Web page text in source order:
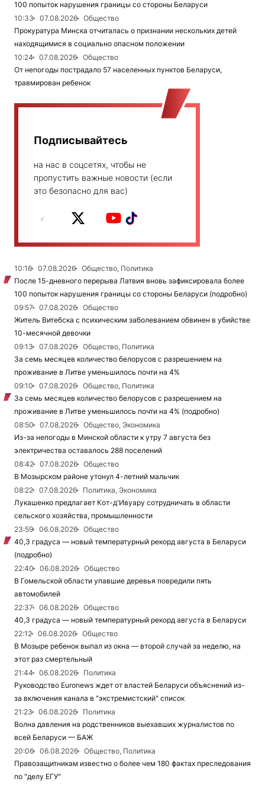
100 попыток нарушения границы со стороны Беларуси
10:33
07.08.2026
Общество
Прокуратура Минска отчиталась о признании нескольких детей
находящимися в социально опасном положении
10:24
07.08.2026
Общество
От непогоды пострадало 57 населенных пунктов Беларуси,
травмирован ребенок
Подписывайтесь
на нас в соцсетях, чтобы не
пропустить важные новости (если
это безопасно для вас)
10:16 07.08.2026
Общество, Политика
После 15-дневного перерыва Латвия вновь зафиксировала более
100 попыток нарушения границы со стороны Беларуси (подробно)
09:57
07.08.2026
Общество
Житель Витебска с психическим заболеванием обвинен в убийстве
10-месячной девочки
09:13
07.08.2026
Общество, Политика
За семь месяцев количество белорусов с разрешением на
проживание в Литве уменьшилось почти на 4%
09:10
07.08.2026
Общество, Политика
За семь месяцев количество белорусов с разрешением на
проживание в Литве уменьшилось почти на 4% (подробно)
08:50
07.08.2026
Общество, Экономика
Из-за непогоды в Минской области к утру 7 августа без
электричества оставалось 288 поселений
08:42
07.08.2026
Общество
В Мозырском районе утонул 4-летний мальчик
08:22
07.08.2026
Политика, Экономика
Лукашенко предлагает Кот-д'Ивуару сотрудничать в области
сельского хозяйства, промышленности
23:59
06.08.2026
Общество
40,3 градуса — новый температурный рекорд августа в Беларуси
(подробно)
22:40
06.08.2026
Общество
В Гомельской области упавшие деревья повредили пять
автомобилей
22:37
06.08.2026
Общество
40,3 градуса — новый температурный рекорд августа в Беларуси
22:12
06.08.2026
Общество
В Мозыре ребенок выпал из окна — второй случай за неделю, на
этот раз смертельный
21:44
06.08.2026
Политика
Руководство Euronews ждет от властей Беларуси объяснений из-
за включения канала в "экстремистский" список
21:23
06.08.2026
Политика
Волна давления на родственников выехавших журналистов по
всей Беларуси — БАЖ
20:06
06.08.2026
Общество, Политика
Правозащитникам известно о более чем 180 фактах преследования
по "делу ЕГУ"